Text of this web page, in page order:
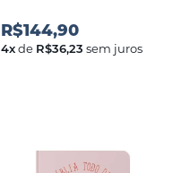
R$144,90
4xde R$36,23 sem juros